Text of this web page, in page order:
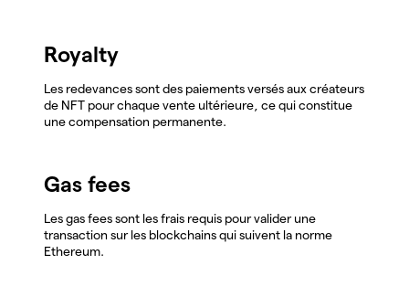
Royalty
Les redevances sont des paiements versés aux créateurs
de NFT pour chaque vente ultérieure, ce qui constitue
une compensation permanente.
Gas fees
Les gas fees sont les frais requis pour valider une
transaction sur les blockchains qui suivent la norme
Ethereum.